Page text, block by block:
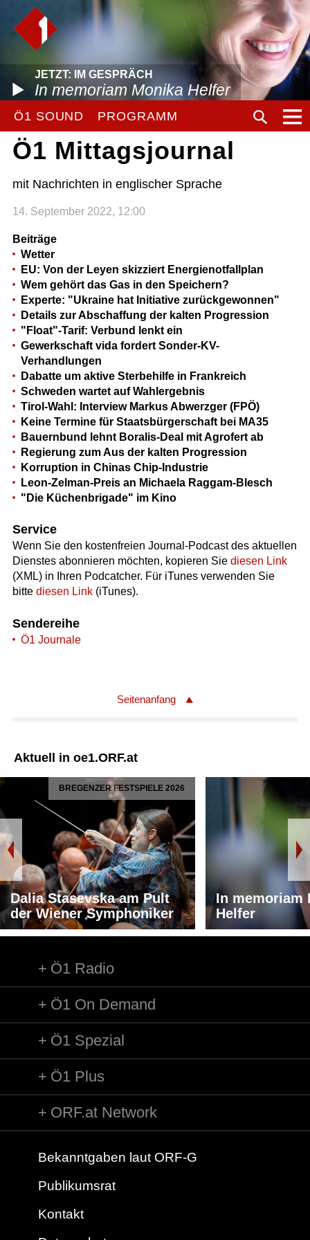
JETZT: IM GESPRÄCH
In memoriam Monika Helfer
Ö1 SOUND PROGRAMM
Ö1 Mittagsjournal
mit Nachrichten in englischer Sprache
14. September 2022, 12:00
Beiträge
Wetter
EU: Von der Leyen skizziert Energienotfallplan
Wem gehört das Gas in den Speichern?
Experte: "Ukraine hat Initiative zurückgewonnen"
Details zur Abschaffung der kalten Progression
"Float"-Tarif: Verbund lenkt ein
Gewerkschaft vida fordert Sonder-KV-
Verhandlungen
Dabatte um aktive Sterbehilfe in Frankreich
Schweden wartet auf Wahlergebnis
Tirol-Wahl: Interview Markus Abwerzger (FPÖ)
Keine Termine für Staatsbürgerschaft bei MA35
Bauernbund lehnt Boralis-Deal mit Agrofert ab
Regierung zum Aus der kalten Progression
Korruption in Chinas Chip-Industrie
Leon-Zelman-Preis an Michaela Raggam-Blesch
"Die Küchenbrigade" im Kino
Service
Wenn Sie den kostenfreien Journal-Podcast des aktuellen
Dienstes abonnieren möchten, kopieren Sie diesen Link
(XML) in Ihren Podcatcher. Für iTunes verwenden Sie
bitte diesen Link(iTunes).
Sendereihe
Ö1 Journale
Seitenanfang
Aktuell in oe1.ORF.at
BREGENZER FESTSPIELE 2026
Dalia Stasevska am Pult
der Wiener Symphoniker
In memoriam
Helfer
Ö1 Radio
Ö1 On Demand
Ö1 Spezial
Ö1 Plus
ORF.at Network
Bekanntgaben laut ORF-G
Publikumsrat
Kontakt